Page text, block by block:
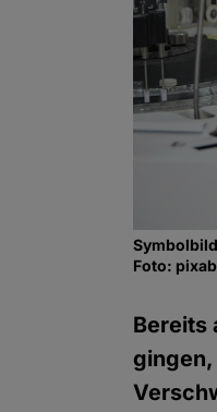
Symbolbild
Foto:
Bereits
gingen,